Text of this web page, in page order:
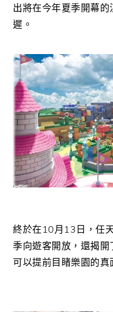
出將在今年夏季開幕
遲。
終於在10月13日，任
季向遊客開放，還揭
可以提前目睹樂園的真